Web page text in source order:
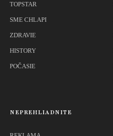
TOPSTAR
SME CHLAPI
ZDRAVIE
HISTORY
POČASIE
NEPREHLIADNITE